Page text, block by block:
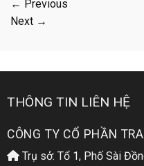
← Previous
Next →
THÔNG TIN LIÊN HỆ
CÔNG TY CỔ PHẦN
Trụ sở: Tổ 1, Phố Sài